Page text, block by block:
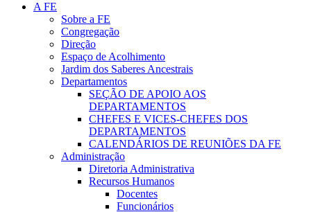
A FE
Sobre a FE
Congregação
Direção
Espaço de Acolhimento
Jardim dos Saberes Ancestrais
Departamentos
SEÇÃO DE APOIO AOS
DEPARTAMENTOS
CHEFES E VICES-CHEFES DOS
DEPARTAMENTOS
CALENDÁRIOS DE REUNIÕES DA FE
Administração
Diretoria Administrativa
Recursos Humanos
Docentes
Funcionários